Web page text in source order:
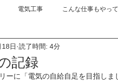
電気工事 こんな仕事もやっ
ム 創蓄連携システム
記録
日 読了時間: 4分
ーに「電気の自給自足を目指し